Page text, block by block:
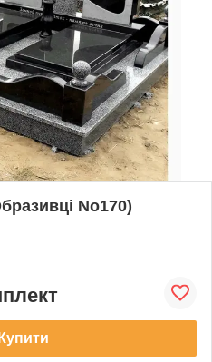
No170)
Купити